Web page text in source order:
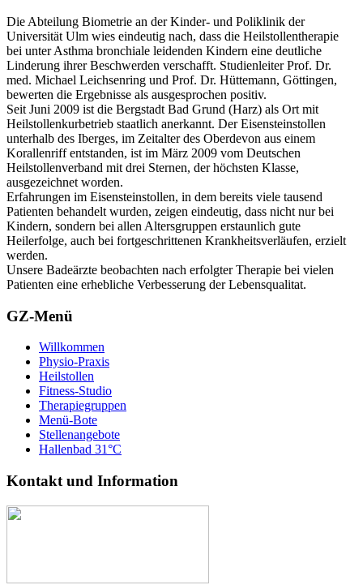
Die Abteilung Biometrie an der Kinder- und Poli­klinik der
Universität Ulm wies eindeutig nach, dass die Heilstollentherapie
bei unter Asthma bronchiale leidenden Kindern eine deutliche
Linderung ihrer Beschwerden verschafft. Studienleiter Prof. Dr.
med. Michael Leichsenring und Prof. Dr. Hüttemann, Göttingen,
bewerten die Ergebnisse als ausgesprochen positiv.
Seit Juni 2009 ist die Bergstadt Bad Grund (Harz) als Ort mit
Heilstollenkurbetrieb staatlich anerkannt. Der Eisensteinstollen
unterhalb des Iberges, im Zeitalter des Oberdevon aus einem
Korallenriff entstanden, ist im März 2009 vom Deutschen
Heilstollenverband mit drei Sternen, der höchsten Klasse,
ausgezeichnet worden.
Erfahrungen im Eisensteinstollen, in dem bereits viele tausend
Patienten behandelt wurden, zeigen eindeutig, dass nicht nur bei
Kindern, sondern bei allen Altersgruppen erstaunlich gute
Heilerfolge, auch bei fortgeschrittenen Krankheitsverläufen, erzielt
werden.
Unsere Badeärzte beobachten nach erfolgter Therapie bei vielen
Patienten eine erhebliche Verbesserung der Lebensqualitat.
GZ-Menü
Willkommen
Physio-Praxis
Heilstollen
Fitness-Studio
Therapiegruppen
Menü-Bote
Stellenangebote
Hallenbad 31°C
Kontakt und Information